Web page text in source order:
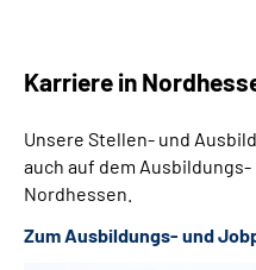
Karriere in
Unsere Stellen- und
auch auf dem
Nordhessen.
Zum Ausbildungs- und